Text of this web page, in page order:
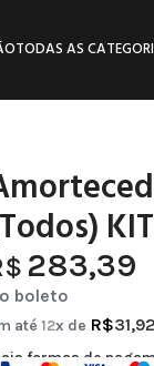
TODAS AS
283,39
boleto
até12x de R$31,92
formas de